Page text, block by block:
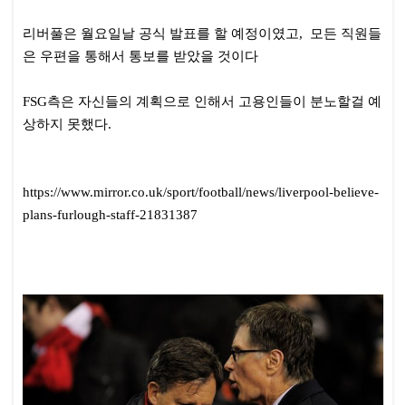
리버풀은 월요일날 공식 발표를 할 예정이였고, 모든 직원들
은 우편을 통해서 통보를 받았을 것이다
FSG측은 자신들의 계획으로 인해서 고용인들이 분노할걸 예
상하지 못했다.
https://www.mirror.co.uk/sport/football/news/liverpool-believe-
plans-furlough-staff-21831387